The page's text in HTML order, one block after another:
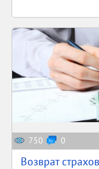
750 0
Возврат